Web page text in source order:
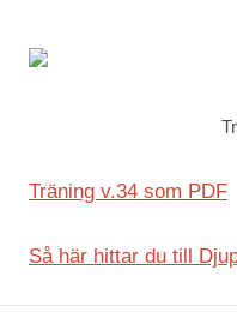
Träning v.34 som PDF
Så här hittar du till